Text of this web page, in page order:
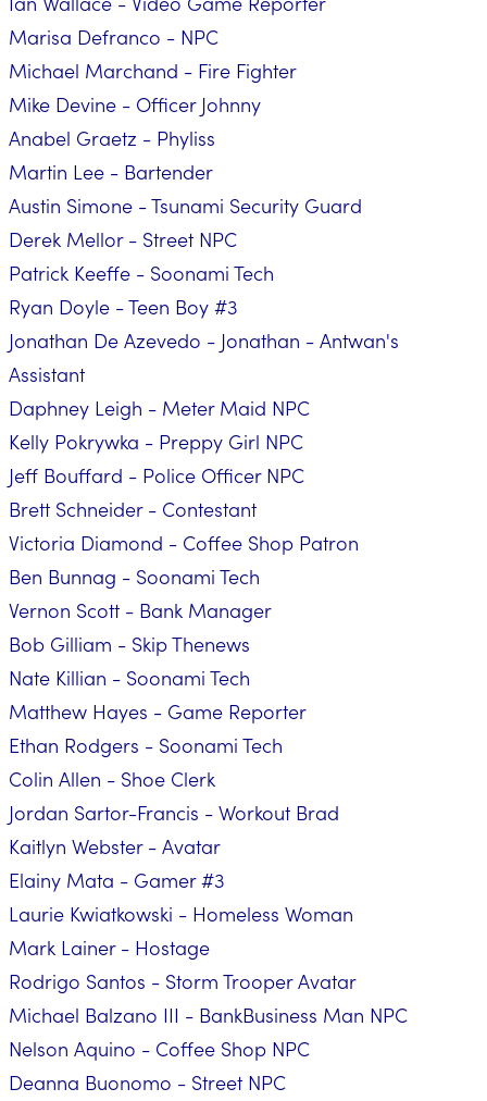
Marisa Defranco - NPC
Michael Marchand - Fire Fighter
Mike Devine - Officer Johnny
Anabel Graetz - Phyliss
Martin Lee - Bartender
Austin Simone - Tsunami Security Guard
Derek Mellor - Street NPC
Patrick Keeffe - Soonami Tech
Ryan Doyle - Teen Boy #3
Jonathan De Azevedo - Jonathan - Antwan's
Assistant
Daphney Leigh - Meter Maid NPC
Kelly Pokrywka - Preppy Girl NPC
Jeff Bouffard - Police Officer NPC
Brett Schneider - Contestant
Victoria Diamond - Coffee Shop Patron
Ben Bunnag - Soonami Tech
Vernon Scott - Bank Manager
Bob Gilliam - Skip Thenews
Nate Killian - Soonami Tech
Matthew Hayes - Game Reporter
Ethan Rodgers - Soonami Tech
Colin Allen - Shoe Clerk
Jordan Sartor-Francis - Workout Brad
Kaitlyn Webster - Avatar
Elainy Mata - Gamer #3
Laurie Kwiatkowski - Homeless Woman
Mark Lainer - Hostage
Rodrigo Santos - Storm Trooper Avatar
Michael Balzano III - BankBusiness Man NPC
Nelson Aquino - Coffee Shop NPC
Deanna Buonomo - Street NPC